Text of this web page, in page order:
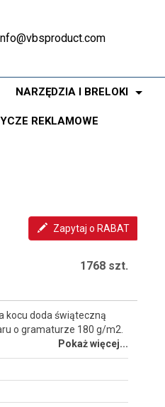
NARZĘDZIA I BRELOKI
REKLAMOWE
Zapytaj o RABAT
1768 szt.
kocu doda świąteczną
o gramaturze 180 g/m2.
Pokaż więcej...